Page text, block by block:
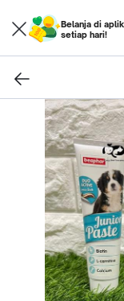
Belanja di
setiap hari!